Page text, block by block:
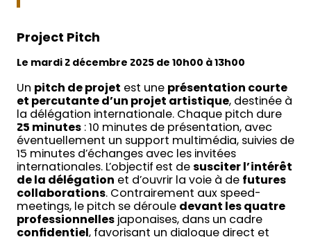
Project Pitch
Le mardi 2 décembre 2025 de 10h00 à 13h00
Un pitch de projet est une présentation courte
et percutante d’un projet artistique, destinée à
la délégation internationale. Chaque pitch dure
25 minutes : 10 minutes de présentation, avec
éventuellement un support multimédia, suivies de
15 minutes d’échanges avec les invitées
internationales. L’objectif est de susciter l’intérêt
de la délégation et d’ouvrir la voie à de futures
collaborations. Contrairement aux speed-
meetings, le pitch se déroule devant les quatre
professionnelles japonaises, dans un cadre
confidentiel , favorisant un dialogue direct et